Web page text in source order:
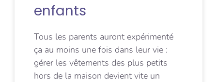
enfants
Tous les parents auront expérimenté
ça au moins une fois dans leur vie :
gérer les vêtements des plus petits
hors de la maison devient vite un